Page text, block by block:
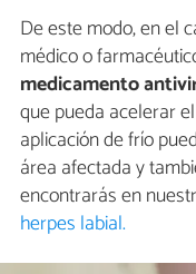
De este modo, en el
médico o
medicamento
que pueda acelerar
aplicación de frío
área afectada y
encontrarás en
herpes labial.